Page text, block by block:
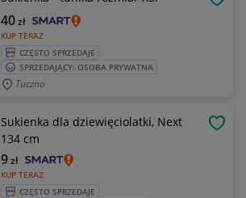
KUP TERAZ
40zł
CZĘSTO SPRZEDAJE
SPRZEDAJĄCY: OSOBA PRYWATNA
Tuczno
Sukienka dla dziewięciolatki, Next
134 cm
KUP TERAZ
9zł
CZĘSTO SPRZEDAJE